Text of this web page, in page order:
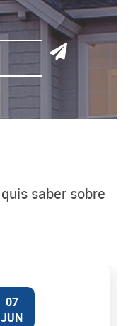
07
JUN